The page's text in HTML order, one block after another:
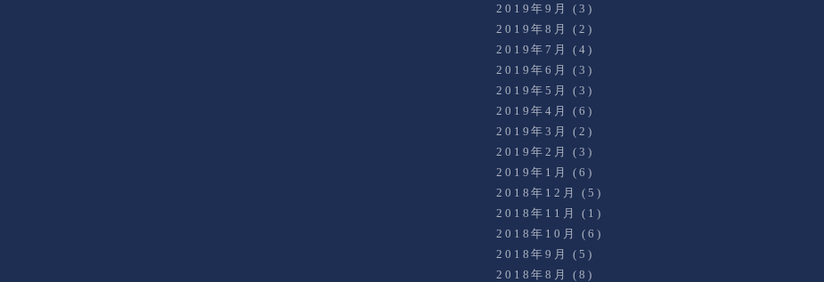
2019年9月
(3)
2019年8月
(2)
2019年7月
(4)
2019年6月
(3)
2019年5月
(3)
2019年4月
(6)
2019年3月
(2)
2019年2月
(3)
2019年1月
(6)
2018年12月
(5)
2018年11月
(1)
2018年10月
(6)
2018年9月
(5)
2018年8月
(8)